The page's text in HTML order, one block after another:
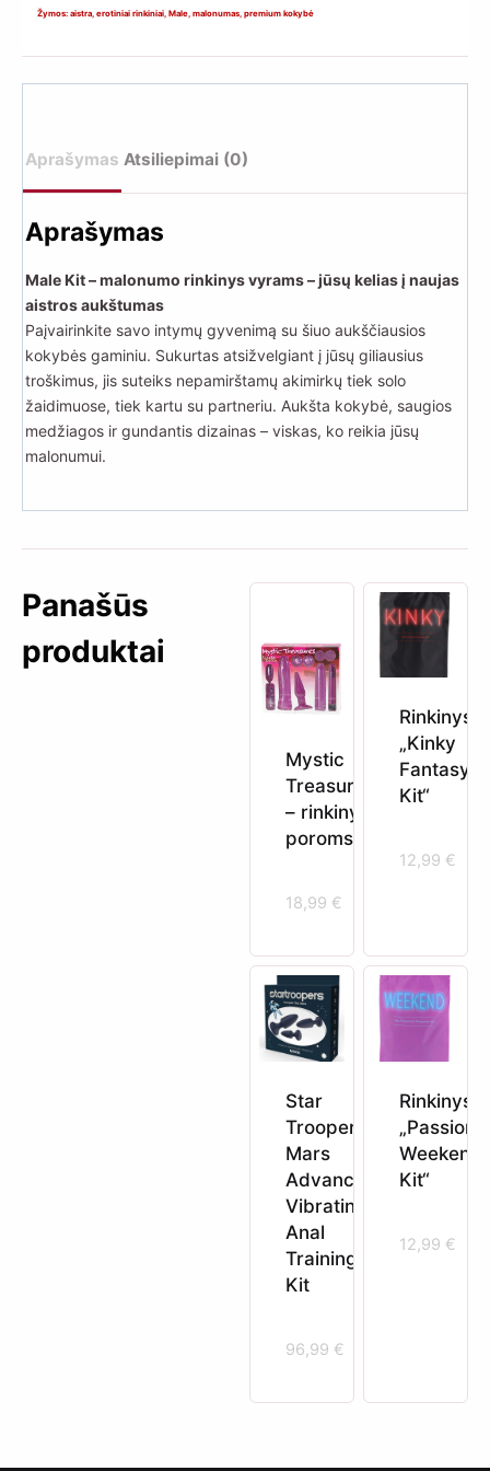
–
Žymos: aistra erotiniai rinkiniai Male malonumas premium kokybė
Aprašymas Atsiliepimai (0)
Aprašymas
Male Kit – malonumo rinkinys vyrams – jūsų kelias į naujas
aistros aukštumas
Paįvairinkite savo intymų gyvenimą su šiuo aukščiausios
kokybės gaminiu. Sukurtas atsižvelgiant į jūsų giliausius
troškimus, jis suteiks nepamirštamų akimirkų tiek solo
žaidimuose, tiek kartu su partneriu. Aukšta kokybė, saugios
medžiagos ir gundantis dizainas – viskas, ko reikia jūsų
malonumui.
Panašūs
produktai
Mystic
Treasures
– rinkinys
poroms
18,99 €
Rinkinys
„Kinky
Fantasy
Kit“
12,99 €
Star
Trooper
Mars
Advanced
Vibrating
Anal
Training
Kit
96,99 €
Rinkinys
Weekend
Kit“
12,99 €